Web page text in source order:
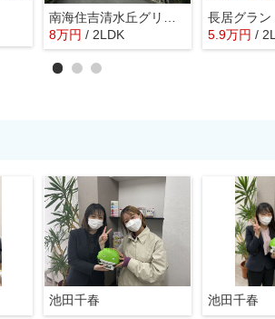
南海住吉清水丘グリーンコート
8万円 / 2LDK
長居グラン
5.9万円 /
池田千春 池田千春